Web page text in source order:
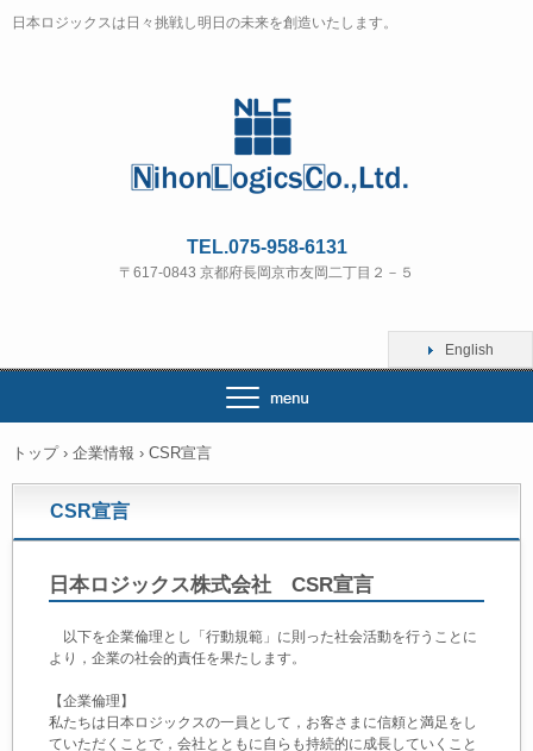
日本ロジックスは日々挑戦し明日の未来を創造いたします。
TEL.075-958-6131
〒617-0843 京都府長岡京市友岡二丁目２－５
English
トップ › 企業情報 › CSR宣言
CSR宣言
日本ロジックス株式会社 CSR宣言
以下を企業倫理とし「行動規範」に則った社会活動を行うことに
より，企業の社会的責任を果たします。
【企業倫理】
私たちは日本ロジックスの一員として，お客さまに信頼と満足をし
ていただくことで，会社とともに自らも持続的に成長していくこと